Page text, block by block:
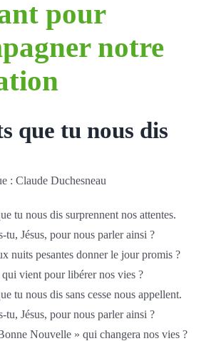
pour
notre
que tu nous dis
: Claude Duchesneau
tu nous dis surprennent nos attentes.
tu, Jésus, pour nous parler ainsi ?
nuits pesantes donner le jour promis ?
vient pour libérer nos vies ?
tu nous dis sans cesse nous appellent.
tu, Jésus, pour nous parler ainsi ?
Nouvelle » qui changera nos vies ?